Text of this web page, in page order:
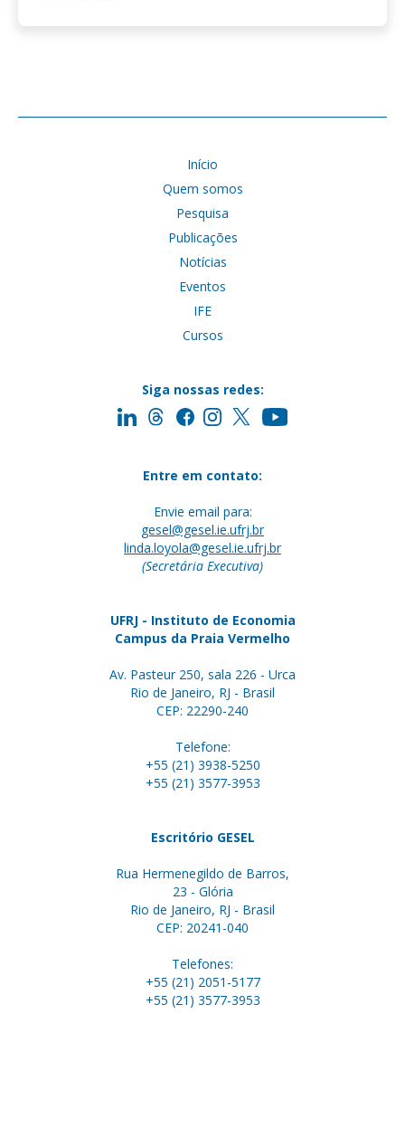
Início
Quem somos
Pesquisa
Publicações
Notícias
Eventos
IFE
Cursos
Siga nossas redes:
Entre em contato:
Envie email para:
gesel@gesel.ie.ufrj.br
linda.loyola@gesel.ie.ufrj.br
(Secretária Executiva)
UFRJ - Instituto de Economia
Campus da Praia Vermelho
Av. Pasteur 250, sala 226 - Urca
Rio de Janeiro, RJ - Brasil
CEP: 22290-240
Telefone:
+55 (21) 3938-5250
+55 (21) 3577-3953
Escritório GESEL
Rua Hermenegildo de Barros,
23 - Glória
Rio de Janeiro, RJ - Brasil
CEP: 20241-040
Telefones:
+55 (21) 2051-5177
+55 (21) 3577-3953